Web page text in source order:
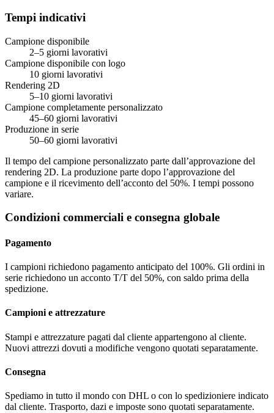
Tempi indicativi
Campione disponibile
2–5 giorni lavorativi
Campione disponibile con logo
10 giorni lavorativi
Rendering 2D
5–10 giorni lavorativi
Campione completamente personalizzato
45–60 giorni lavorativi
Produzione in serie
50–60 giorni lavorativi
Il tempo del campione personalizzato parte dall’approvazione del
rendering 2D. La produzione parte dopo l’approvazione del
campione e il ricevimento dell’acconto del 50%. I tempi possono
variare.
Condizioni commerciali e consegna globale
Pagamento
I campioni richiedono pagamento anticipato del 100%. Gli ordini in
serie richiedono un acconto T/T del 50%, con saldo prima della
spedizione.
Campioni e attrezzature
Stampi e attrezzature pagati dal cliente appartengono al cliente.
Nuovi attrezzi dovuti a modifiche vengono quotati separatamente.
Consegna
Spediamo in tutto il mondo con DHL o con lo spedizioniere indicato
dal cliente. Trasporto, dazi e imposte sono quotati separatamente.